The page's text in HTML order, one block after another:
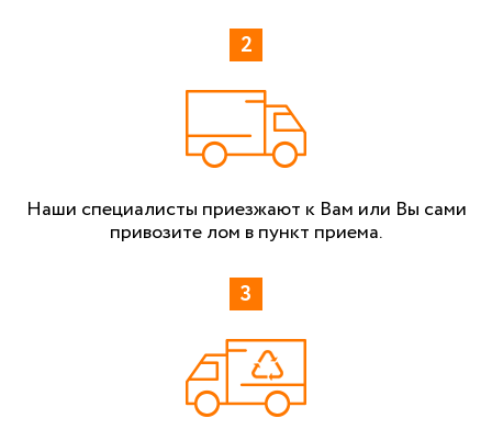
Наши специалисты приезжают к Вам или Вы сами
привозите лом в пункт приема.